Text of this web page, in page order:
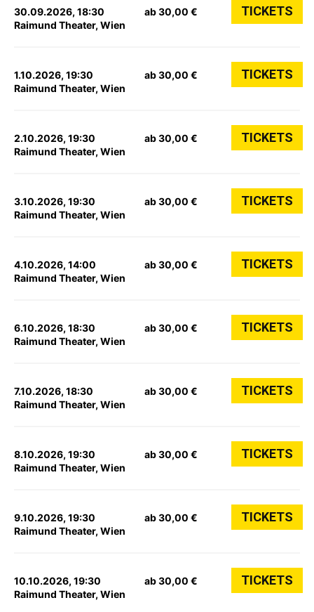
30.09.2026, 18:30
Raimund Theater, Wien
ab 30,00 € TICKETS
1.10.2026, 19:30
Raimund Theater, Wien
ab 30,00 € TICKETS
2.10.2026, 19:30
Raimund Theater, Wien
ab 30,00 € TICKETS
3.10.2026, 19:30
Raimund Theater, Wien
ab 30,00 € TICKETS
4.10.2026, 14:00
Raimund Theater, Wien
ab 30,00 € TICKETS
6.10.2026, 18:30
Raimund Theater, Wien
ab 30,00 € TICKETS
7.10.2026, 18:30
Raimund Theater, Wien
ab 30,00 € TICKETS
8.10.2026, 19:30
Raimund Theater, Wien
ab 30,00 € TICKETS
9.10.2026, 19:30
Raimund Theater, Wien
ab 30,00 € TICKETS
10.10.2026, 19:30
Raimund Theater, Wien
ab 30,00 € TICKETS